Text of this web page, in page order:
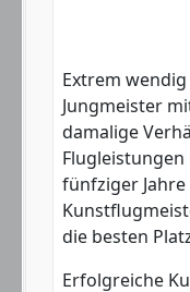
Extrem
Jungmeister
damalige
fünfziger
die besten
Erfolgreiche